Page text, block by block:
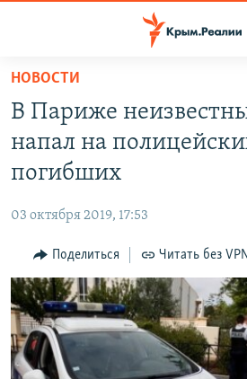
Вернуться
основному
содержанию
Вернутся
главной
навигации
Вернутся
поиску
СПЕЦПРОЕКТЫ
ГРУЗ 200
11 ЛЕТ ОККУПАЦИИ КРЫМА. 11
ЕЩЕ
ИНТЕРАКТИВ
ИНФОГРАФИКА
ТЕЛЕПРОЕКТ КРЫМ.РЕАЛИИ
СОВЕТЫ ПРАВОЗАЩИТНИКОВ
РАДІО СВОБОДА
КАК ОБОЙТИ БЛОКИРОВКУ
Українською
Qırımtatar
НОВОСТИ
В Париже
напал на
погибших
03 октября 2019, 17:53
Поделиться Читать без VPN